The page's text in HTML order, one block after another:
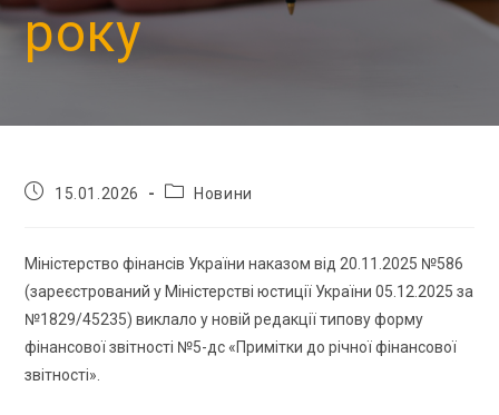
року
15.01.2026 Новини
Міністерство фінансів України наказом від 20.11.2025 №586
(зареєстрований у Міністерстві юстиції України 05.12.2025 за
№1829/45235) виклало у новій редакції типову форму
фінансової звітності №5-дс «Примітки до річної фінансової
звітності».